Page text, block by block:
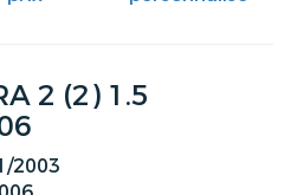
2 (2) 1.5
2003